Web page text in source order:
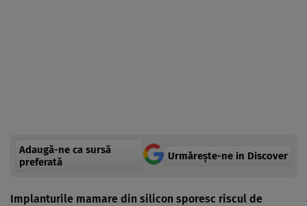
Adaugă-ne ca sursă
preferată
Urmărește-ne in Discover
Implanturile mamare din silicon sporesc riscul de